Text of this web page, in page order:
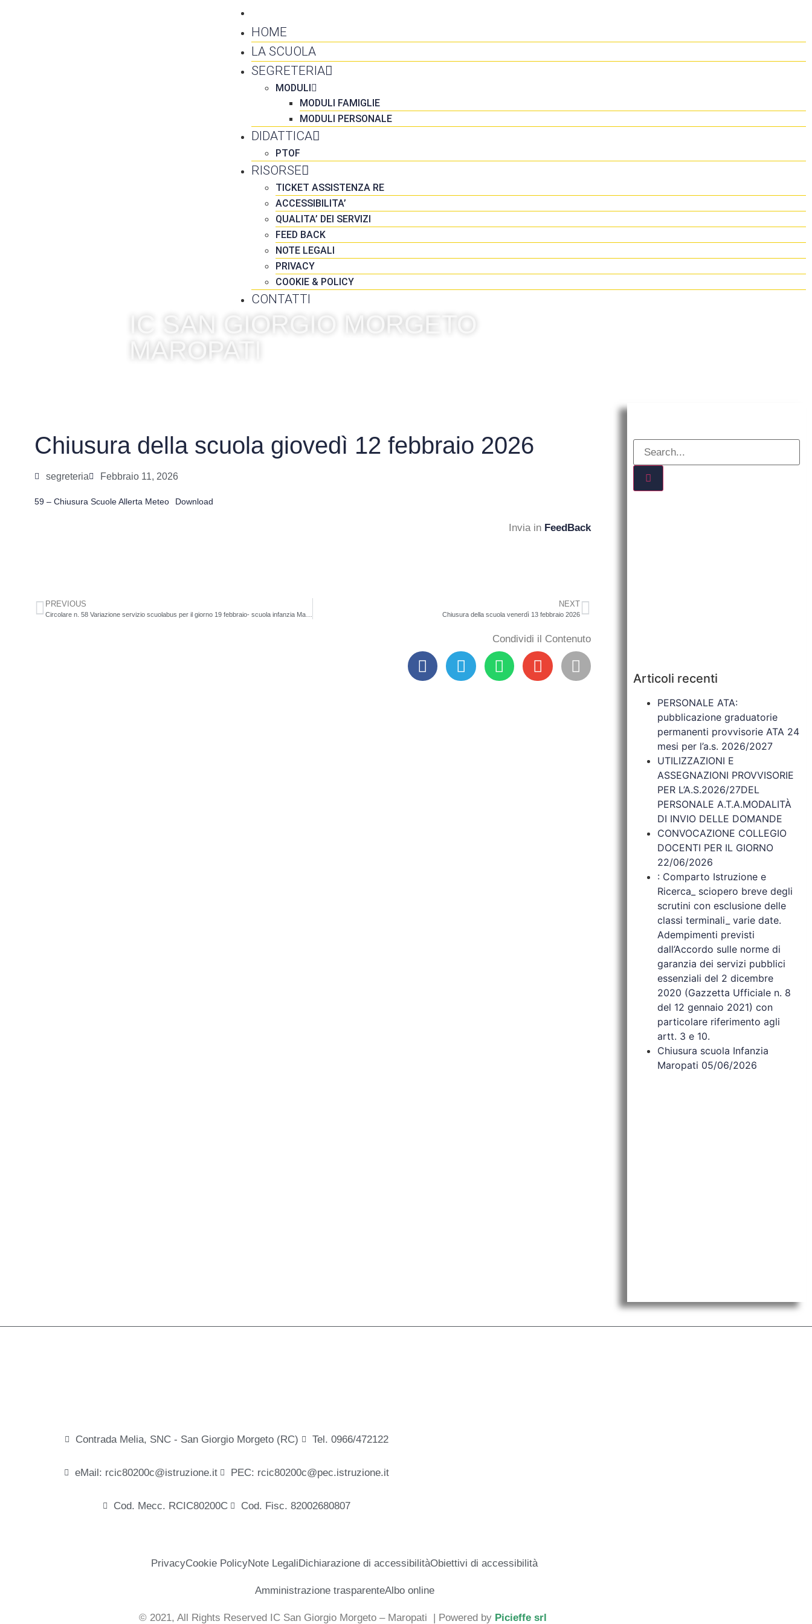
HOME
LA SCUOLA
SEGRETERIA
MODULI
MODULI FAMIGLIE
MODULI PERSONALE
DIDATTICA
PTOF
RISORSE
TICKET ASSISTENZA RE
ACCESSIBILITA’
QUALITA’ DEI SERVIZI
FEED BACK
NOTE LEGALI
PRIVACY
COOKIE & POLICY
CONTATTI
IC SAN GIORGIO MORGETO
MAROPATI
Chiusura della scuola giovedì 12 febbraio 2026
segreteria Febbraio 11, 2026
59 – Chiusura Scuole Allerta Meteo Download
Invia in FeedBack
PREVIOUS NEXT
Chiusura della scuola venerdì 13 febbraio 2026
Condividi il Contenuto
Articoli recenti
PERSONALE ATA:
pubblicazione graduatorie
permanenti provvisorie ATA 24
mesi per l’a.s. 2026/2027
UTILIZZAZIONI E
ASSEGNAZIONI PROVVISORIE
PER L’A.S.2026/27DEL
PERSONALE A.T.A.MODALITÀ
DI INVIO DELLE DOMANDE
CONVOCAZIONE COLLEGIO
DOCENTI PER IL GIORNO
22/06/2026
: Comparto Istruzione e
Ricerca_ sciopero breve degli
scrutini con esclusione delle
classi terminali_ varie date.
Adempimenti previsti
dall’Accordo sulle norme di
garanzia dei servizi pubblici
essenziali del 2 dicembre
2020 (Gazzetta Ufficiale n. 8
del 12 gennaio 2021) con
particolare riferimento agli
artt. 3 e 10.
Chiusura scuola Infanzia
Maropati 05/06/2026
Contrada Melia, SNC - San Giorgio Morgeto (RC) Tel. 0966/472122
eMail: rcic80200c@istruzione.it PEC: rcic80200c@pec.istruzione.it
Cod. Mecc. RCIC80200C Cod. Fisc. 82002680807
PrivacyCookie PolicyNote LegaliDichiarazione di accessibilitàObiettivi di accessibilità
Amministrazione trasparenteAlbo online
© 2021, All Rights Reserved IC San Giorgio Morgeto – Maropati | Powered by Picieffe srl